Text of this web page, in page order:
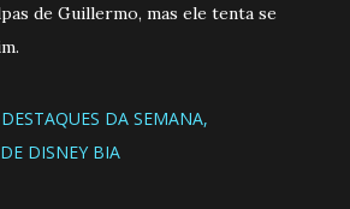
de Guillermo, mas ele tenta se
DESTAQUES DA SEMANA
DISNEY BIA